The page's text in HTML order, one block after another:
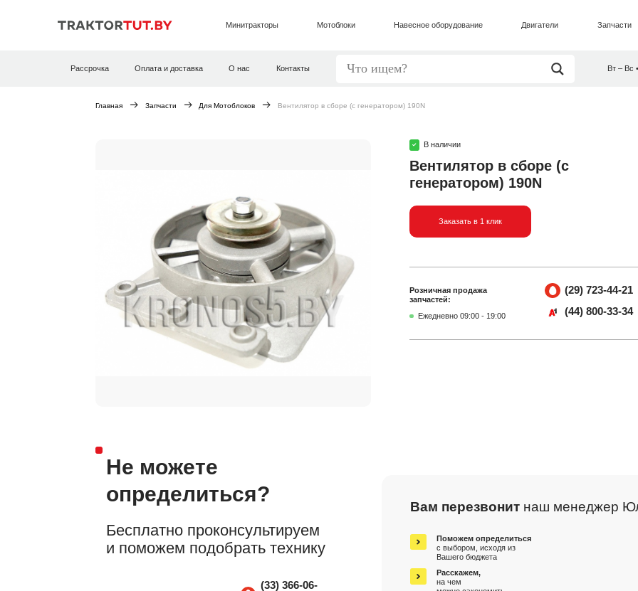
Минитракторы Мотоблоки Навесное оборудование Двигатели Запчасти
Рассрочка Оплата и доставка О нас Контакты Вт – Вс
Главная Запчасти Для Мотоблоков Вентилятор в сборе (с генератором) 190N
В наличии
Вентилятор в сборе (с
генератором) 190N
Заказать в 1 клик
Розничная продажа
запчастей:
Ежедневно 09:00 - 19:00
(29) 723-44-21
(44) 800-33-34
Не можете
определиться?
Бесплатно проконсультируем
и поможем подобрать технику
(33) 366-06-
Вам перезвонит наш менеджер
Поможем определиться
с выбором, исходя из
Вашего бюджета
Расскажем,
на чем